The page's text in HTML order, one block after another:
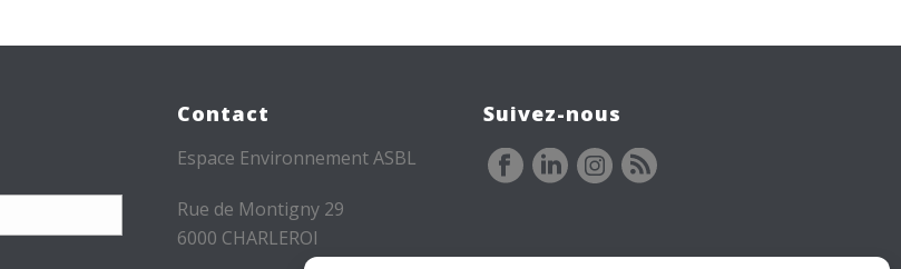
Contact
Espace Environnement ASBL
Rue de Montigny 29
6000 CHARLEROI
Suivez-nous